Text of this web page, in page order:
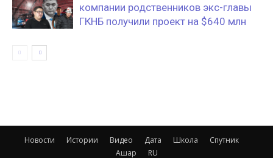
компании родственников экс-главы
ГКНБ получили проект на $640 млн
Новости Истории Видео Дата Школа
Спутник
Ашар
RU